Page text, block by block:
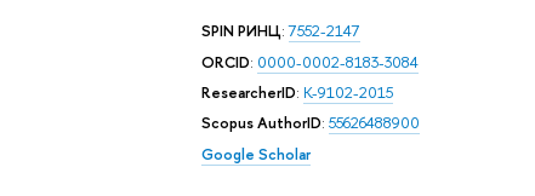
SPIN РИНЦ:7552-2147
ORCID: 0000-0002-8183-3084
ResearcherID: K-9102-2015
Scopus AuthorID: 55626488900
Google Scholar